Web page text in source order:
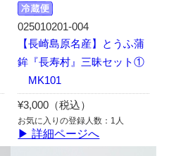
025010201-004
【長崎島原名産】とうふ蒲
鉾『長寿村』三昧セット①
MK101
¥3,000（税込）
お気に入りの登録人数：1人
▶ 詳細ページへ